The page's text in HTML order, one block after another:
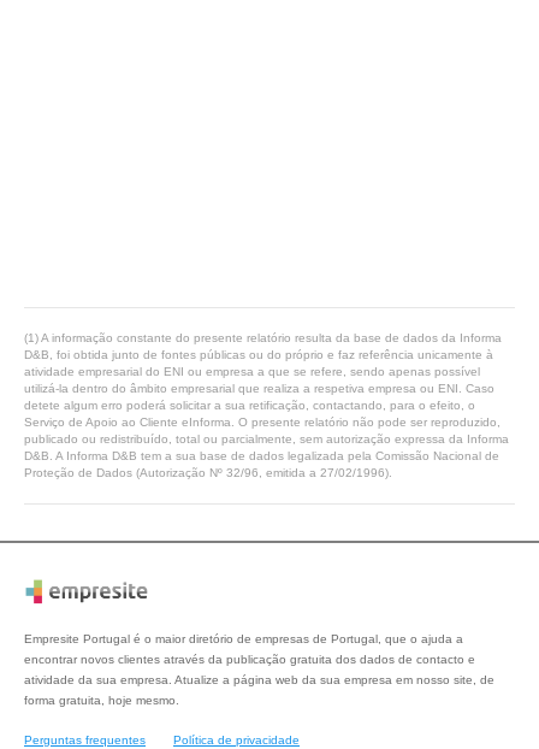
(1) A informação constante do presente relatório resulta da base de dados da Informa
D&B, foi obtida junto de fontes públicas ou do próprio e faz referência unicamente à
atividade empresarial do ENI ou empresa a que se refere, sendo apenas possível
utilizá-la dentro do âmbito empresarial que realiza a respetiva empresa ou ENI. Caso
detete algum erro poderá solicitar a sua retificação, contactando, para o efeito, o
Serviço de Apoio ao Cliente eInforma. O presente relatório não pode ser reproduzido,
publicado ou redistribuído, total ou parcialmente, sem autorização expressa da Informa
D&B. A Informa D&B tem a sua base de dados legalizada pela Comissão Nacional de
Proteção de Dados (Autorização Nº 32/96, emitida a 27/02/1996).
Empresite Portugal é o maior diretório de empresas de Portugal, que o ajuda a
encontrar novos clientes através da publicação gratuita dos dados de contacto e
atividade da sua empresa. Atualize a página web da sua empresa em nosso site, de
forma gratuita, hoje mesmo.
Perguntas frequentes Política de privacidade